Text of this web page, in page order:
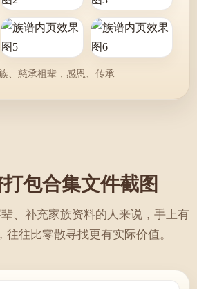
、慈承祖辈，感恩、传承
包合集文件截图
、补充家族资料的人来说，手上有
往往比零散寻找更有实际价值。